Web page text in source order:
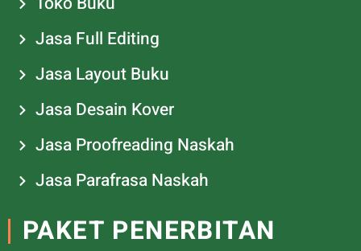
Jasa Full Editing
Jasa Layout Buku
Jasa Desain Kover
Jasa Proofreading Naskah
Jasa Parafrasa Naskah
PAKET PENERBITAN